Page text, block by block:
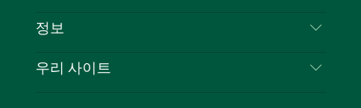
쿠키 고지
목적지
정보
여행 정보
우리 사이트